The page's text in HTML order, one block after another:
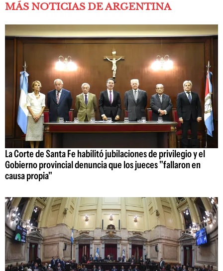
MÁS NOTICIAS DE ARGENTINA
La Corte de Santa Fe habilitó jubilaciones de privilegio y el
Gobierno provincial denuncia que los jueces "fallaron en
causa propia"